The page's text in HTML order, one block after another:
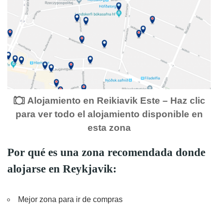
Alojamiento en Reikiavik Este – Haz clic
para ver todo el alojamiento disponible en
esta zona
Por qué es una zona recomendada donde
alojarse en Reykjavik:
Mejor zona para ir de compras